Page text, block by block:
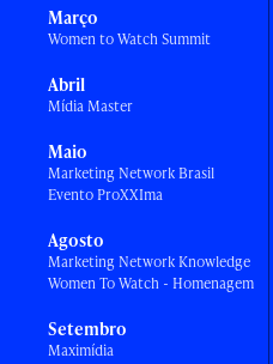
Março
Women to Watch Summit
Abril
Mídia Master
Maio
Marketing Network Brasil
Evento ProXXIma
Agosto
Marketing Network Knowledge
Women To Watch - Homenagem
Setembro
Maximídia